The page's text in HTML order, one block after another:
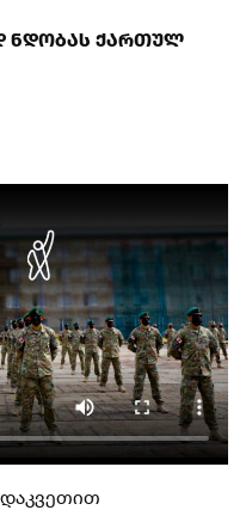
ნდობას ქართულ